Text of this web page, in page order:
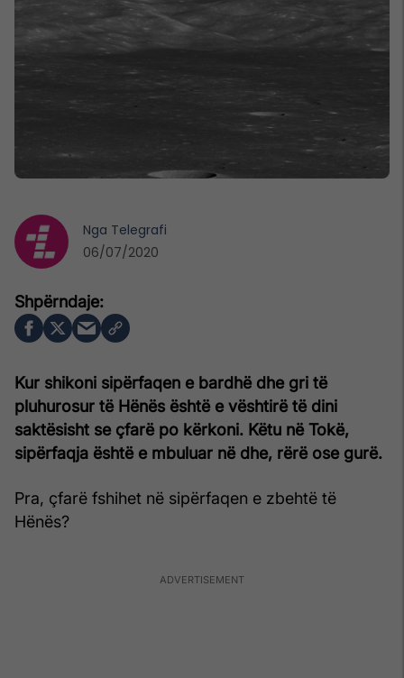
Kur shikoni sipërfaqen e bardhë dhe gri të
pluhurosur të Hënës është e vështirë të dini
saktësisht se çfarë po kërkoni. Këtu në Tokë,
sipërfaqja është e mbuluar në dhe, rërë ose gurë.
Pra, çfarë fshihet në sipërfaqen e zbehtë të
Hënës?
Nga Telegrafi
06/07/2020